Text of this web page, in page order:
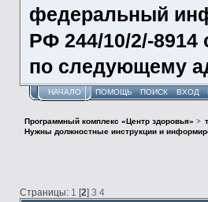
федеральный
РФ 244/10/2/-
по следующему
НАЧАЛО ПОМОЩЬ ПОИСК ВХОД
Программный комплекс «Центр здоровья» >
Нужны должностные инструкции и
Страницы: 1 [2] 3 4